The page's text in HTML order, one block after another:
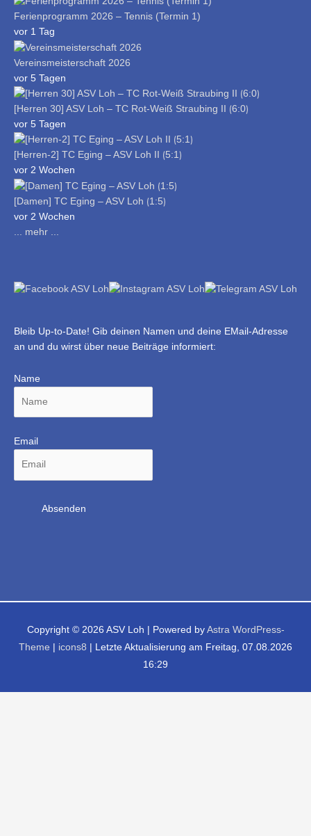
Ferienprogramm 2026 – Tennis (Termin 1)
vor 1 Tag
Vereinsmeisterschaft 2026
vor 5 Tagen
[Herren 30] ASV Loh – TC Rot-Weiß Straubing II ⟮6:0⟯
vor 5 Tagen
[Herren-2] TC Eging – ASV Loh II ⟮5:1⟯
vor 2 Wochen
[Damen] TC Eging – ASV Loh ⟮1:5⟯
vor 2 Wochen
... mehr ...
Bleib Up-to-Date! Gib deinen Namen und deine EMail-Adresse
an und du wirst über neue Beiträge informiert:
Name
Email
Copyright © 2026 ASV Loh | Powered by Astra WordPress-
Theme
icons8 | Letzte Aktualisierung am Freitag, 07.08.2026
16:29